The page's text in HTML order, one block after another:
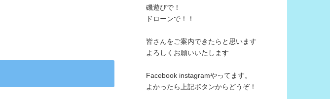
磯遊びで！
ドローンで！！
皆さんをご案内できたらと思います
よろしくお願いいたします
Facebook instagramやってます。
よかったら上記ボタンからどうぞ！